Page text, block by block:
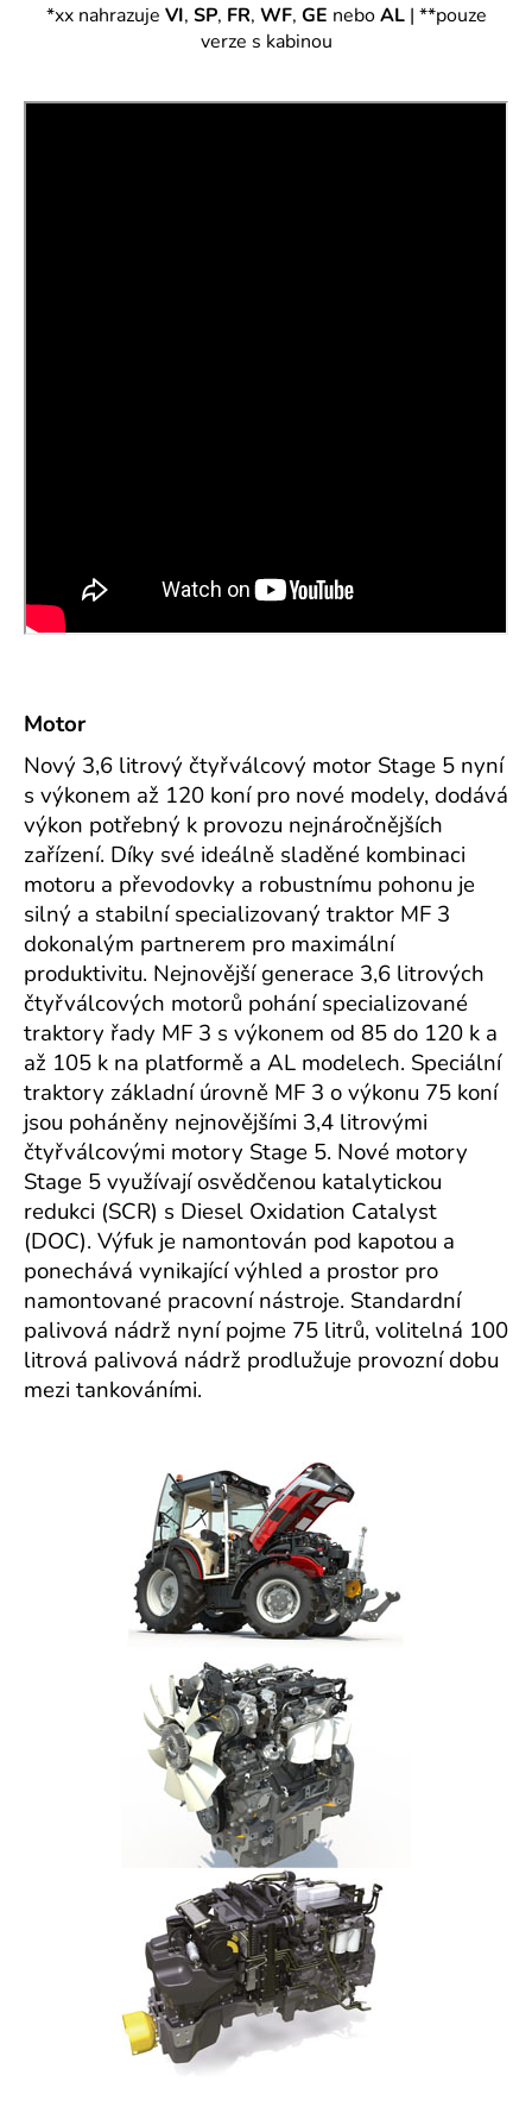
*xx nahrazuje VI, SP, FR, WF, GE neboAL| **pouze
verze s kabinou
Motor
Nový 3,6 litrový čtyřválcový motor Stage 5 nyní
s výkonem až 120 koní pro nové modely, dodává
výkon potřebný k provozu nejnáročnějších
zařízení. Díky své ideálně sladěné kombinaci
motoru a převodovky a robustnímu pohonu je
silný a stabilní specializovaný traktor MF 3
dokonalým partnerem pro maximální
produktivitu. Nejnovější generace 3,6 litrových
čtyřválcových motorů pohání specializované
traktory řady MF 3 s výkonem od 85 do 120 k a
až 105 k na platformě a AL modelech. Speciální
traktory základní úrovně MF 3 o výkonu 75 koní
jsou poháněny nejnovějšími 3,4 litrovými
čtyřválcovými motory Stage 5. Nové motory
Stage 5 využívají osvědčenou katalytickou
redukci (SCR) s Diesel Oxidation Catalyst
(DOC). Výfuk je namontován pod kapotou a
ponechává vynikající výhled a prostor pro
namontované pracovní nástroje. Standardní
palivová nádrž nyní pojme 75 litrů, volitelná 100
litrová palivová nádrž prodlužuje provozní dobu
mezi tankováními.